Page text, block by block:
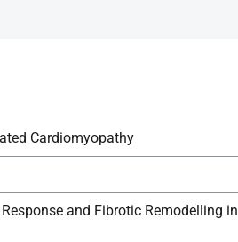
Cardiomyopathy
and Fibrotic Remodelling in